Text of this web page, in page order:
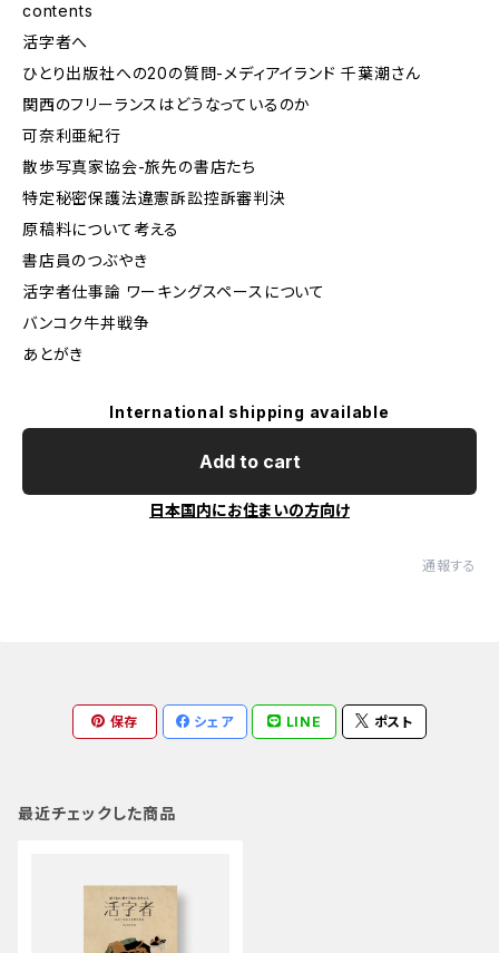
contents
活字者へ
ひとり出版社への20の質問-メディアイランド 千葉潮さん
関西のフリーランスはどうなっているのか
可奈利亜紀行
散歩写真家協会-旅先の書店たち
特定秘密保護法違憲訴訟控訴審判決
原稿料について考える
書店員のつぶやき
活字者仕事論 ワーキングスペースについて
バンコク牛丼戦争
あとがき
International shipping available
Add to cart
日本国内にお住まいの方向け
通報する
保存 シェア LINE ポスト
最近チェックした商品